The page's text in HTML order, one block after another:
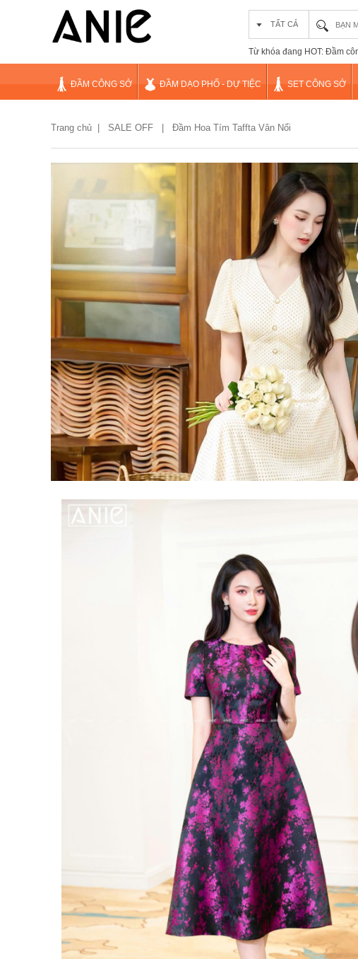
TẤT CẢ
Từ khóa đang HOT: Đầm
ĐẦM CÔNG SỞ ĐẦM DẠO PHỐ - DỰ TIỆC SET CÔNG SỞ
Trang chủ SALE OFF | Đầm Hoa Tím Taffta Vân Nổi